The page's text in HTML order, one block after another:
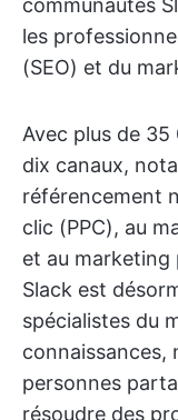
les
(SEO) et du
Avec plus de
dix canaux,
référencement
clic (PPC), au
et au marketing
Slack est
spécialistes du
connaissances,
personnes
résoudre des